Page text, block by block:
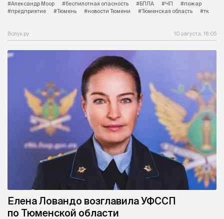
#Александр Моор
#беспилотная опасность #БПЛА #ЧП
#пожар
#предприятие
#Тюмень #новости Тюмени #Тюменская область #тк
Вслух.ру 10 августа, 16:05
Елена Ловандо возглавила УФССП
по Тюменской области